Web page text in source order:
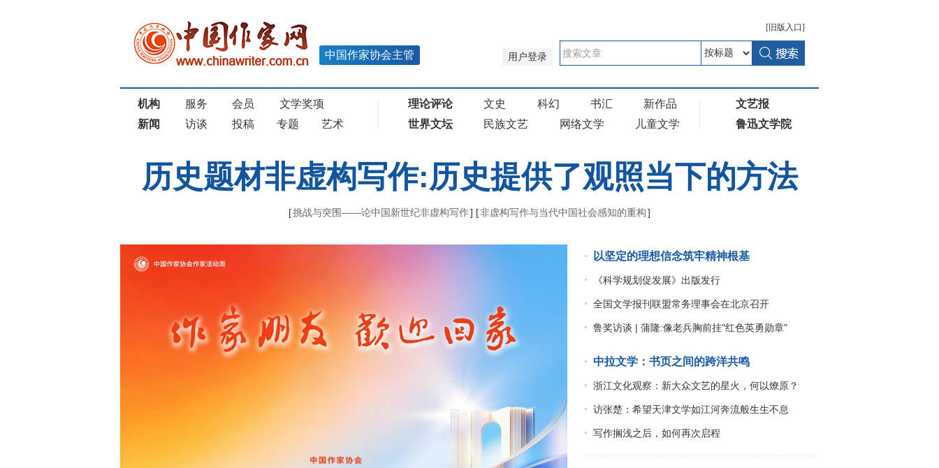
[ 旧版 入口]
用户登录
中国作家协会主管
机构 服务 会员
文学奖项
新闻
访谈 投稿 专题 艺术
理论评论 文史 科幻 书汇
新作品
世界文坛
民族文艺 网络文学 儿童文学
文艺报
鲁迅文学院
历史题材非虚构写作:历史提供了观照当下的方法
[挑战与突围——论中国新世纪非虚构写作] [非虚构写作与当代中国社会感知的重构]
以坚定的理想信念筑牢精神根基
《科学规划促发展》出版发行
全国文学报刊联盟常务理事会在北京召开
鲁奖访谈 | 蒲隆:像老兵胸前挂"红色英勇勋章"
中拉文学：书页之间的跨洋共鸣
浙江文化观察：新大众文艺的星火，何以燎原？
访张楚：希望天津文学如江河奔流般生生不息
写作搁浅之后，如何再次启程